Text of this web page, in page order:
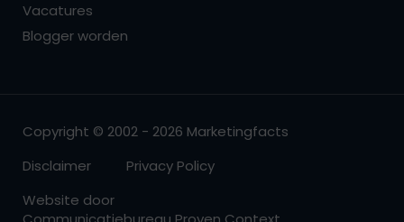
Vacatures
Blogger worden
Copyright © 2002 - 2026 Marketingfacts
Disclaimer
Privacy Policy
Website door